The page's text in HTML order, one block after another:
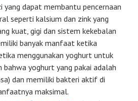
yang dapat membantu pencernaan
seperti kalsium dan zink yang
kuat, gigi dan sistem kekebalan
banyak manfaat ketika
menggunakan yoghurt untuk
bahwa yoghurt yang pakai adalah
dan memiliki bakteri aktif di
maksimal.